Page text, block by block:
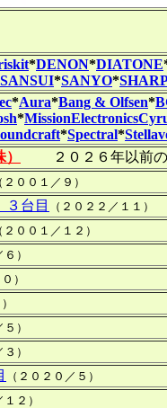
*DENON*DIATONE
SANSUI*SANYO*
*Aura*Bang & Olfsen*
*
*Spectral*
２０２６年以前の
２００１／９）
台目 （２０２２／１１）
２００１／１２）
）
）
）
）
（２０２０／５）
２）